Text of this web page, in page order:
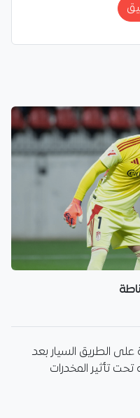
الطريق السيار بعد
تأثير المخدرات